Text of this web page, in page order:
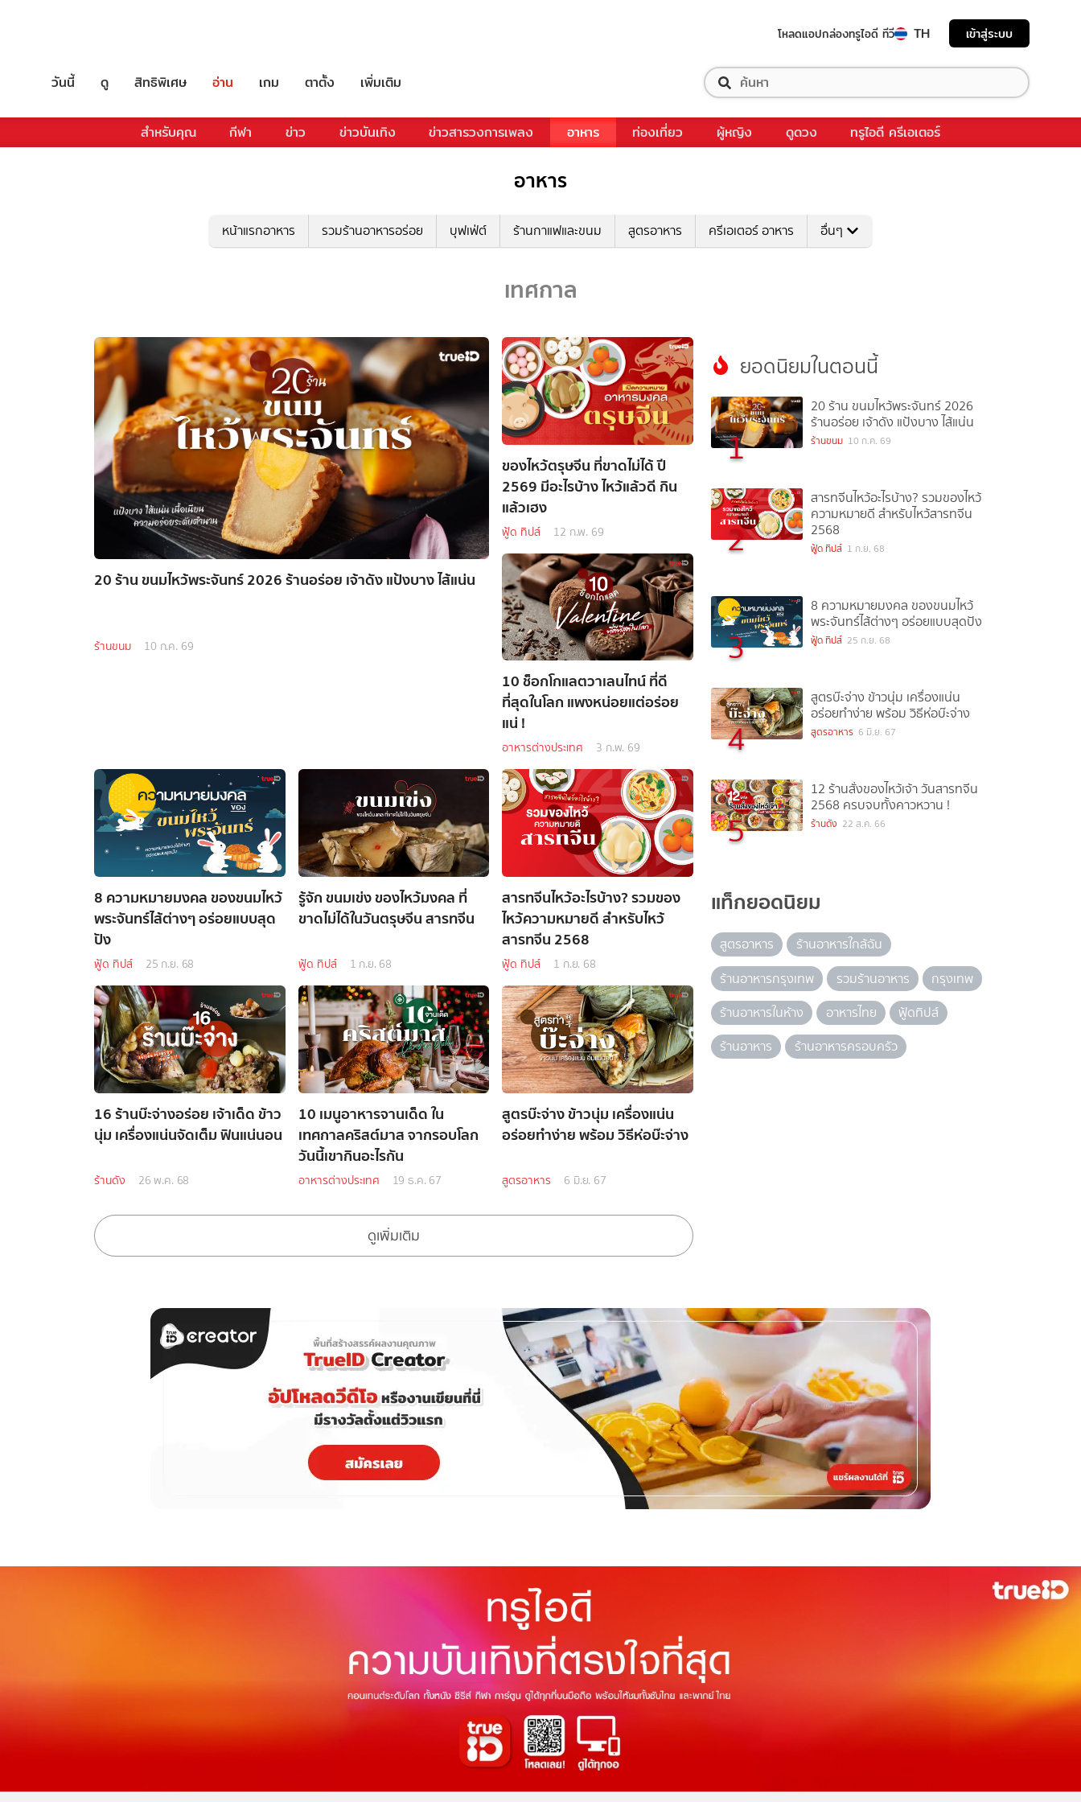
โหลดแอปกล่องทรูไอดี ทีวี TH เข้าสู่ระบบ
วันนี้ ดู สิทธิพิเศษ อ่าน เกม ตาตั้ง เพิ่มเติม
สำหรับคุณ กีฬา ข่าว ข่าวบันเทิง ข่าวสารวงการเพลง อาหาร ท่องเที่ยว ผู้หญิง ดูดวง ทรูไอดี ครีเอเตอร์
อาหาร
หน้าแรกอาหาร รวมร้านอาหารอร่อย บุฟเฟ่ต์ ร้านกาแฟและขนม สูตรอาหาร ครีเอเตอร์ อาหาร อื่นๆ
เทศกาล
20 ร้าน ขนมไหว้พระจันทร์ 2026 ร้านอร่อย เจ้าดัง แป้งบาง ไส้แน่น
ร้านขนม 10 ก.ค. 69
ของไหว้ตรุษจีน ที่ขาดไม่ได้ ปี
2569 มีอะไรบ้าง ไหว้แล้วดี กิน
แล้วเฮง
ฟู้ด ทิปส์ 12 ก.พ. 69
10 ช็อกโกแลตวาเลนไทน์ ที่ดี
ที่สุดในโลก แพงหน่อยแต่อร่อย
แน่ !
อาหารต่างประเทศ 3 ก.พ. 69
8 ความหมายมงคล ของขนมไหว้
พระจันทร์ไส้ต่างๆ อร่อยแบบสุด
ปัง
ฟู้ด ทิปส์ 25 ก.ย. 68
รู้จัก ขนมเข่ง ของไหว้มงคล ที่
ขาดไม่ได้ในวันตรุษจีน สารทจีน
ฟู้ด ทิปส์ 1 ก.ย. 68
สารทจีนไหว้อะไรบ้าง? รวมของ
ไหว้ความหมายดี สำหรับไหว้
สารทจีน 2568
ฟู้ด ทิปส์ 1 ก.ย. 68
16 ร้านบ๊ะจ่างอร่อย เจ้าเด็ด ข้าว
นุ่ม เครื่องแน่นจัดเต็ม ฟินแน่นอน
ร้านดัง 26 พ.ค. 68
10 เมนูอาหารจานเด็ด ใน
เทศกาลคริสต์มาส จากรอบโลก
วันนี้เขากินอะไรกัน
อาหารต่างประเทศ 19 ธ.ค. 67
สูตรบ๊ะจ่าง ข้าวนุ่ม เครื่องแน่น
อร่อยทำง่าย พร้อม วิธีห่อบ๊ะจ่าง
สูตรอาหาร 6 มิ.ย. 67
ดูเพิ่มเติม
ยอดนิยมในตอนนี้
1
20 ร้าน ขนมไหว้พระจันทร์ 2026
ร้านอร่อย เจ้าดัง แป้งบาง ไส้แน่น
ร้านขนม 10 ก.ค. 69
2
สารทจีนไหว้อะไรบ้าง? รวมของไหว้
ความหมายดี สำหรับไหว้สารทจีน
2568
ฟู้ด ทิปส์ 1 ก.ย. 68
3
8 ความหมายมงคล ของขนมไหว้
พระจันทร์ไส้ต่างๆ อร่อยแบบสุดปัง
ฟู้ด ทิปส์ 25 ก.ย. 68
4
สูตรบ๊ะจ่าง ข้าวนุ่ม เครื่องแน่น
อร่อยทำง่าย พร้อม วิธีห่อบ๊ะจ่าง
สูตรอาหาร 6 มิ.ย. 67
5
12 ร้านสั่งของไหว้เจ้า วันสารทจีน
2568 ครบจบทั้งคาวหวาน !
ร้านดัง 22 ส.ค. 66
แท็กยอดนิยม
สูตรอาหาร
ร้านอาหารใกล้ฉัน
ร้านอาหารกรุงเทพ
รวมร้านอาหาร
กรุงเทพ
ร้านอาหารในห้าง
อาหารไทย
ฟู้ดทิปส์
ร้านอาหาร
ร้านอาหารครอบครัว